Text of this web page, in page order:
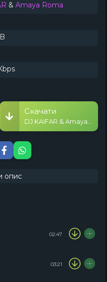
&Amaya Roma
Скачати
опис
02:47
03:21